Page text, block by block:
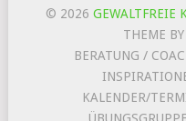
© 2026 GEWALTFREIE
THEME BY
BERATUNG /
KALENDER/